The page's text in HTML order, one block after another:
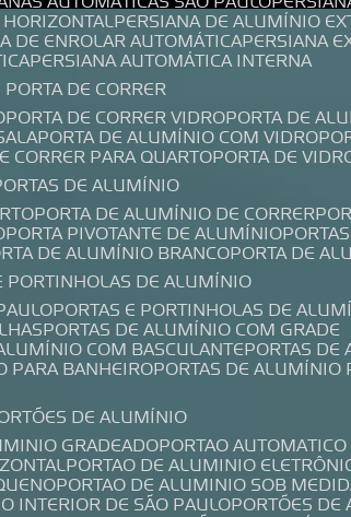
PERSIANA DE ALUMÍNIO
DE ENROLAR AUTOMÁTICA PERSIANA
PERSIANA AUTOMÁTICA INTERNA
PORTA DE CORRER
PORTA DE CORRER VIDRO PORTA DE
PORTA DE ALUMÍNIO COM VIDRO
CORRER PARA QUARTO PORTA DE
PORTAS DE ALUMÍNIO
PORTA DE ALUMÍNIO DE CORRER
PORTA PIVOTANTE DE ALUMÍNIO
DE ALUMÍNIO BRANCO PORTA DE
PORTINHOLAS DE ALUMÍNIO
PORTAS E PORTINHOLAS DE
PORTAS DE ALUMÍNIO COM GRADE
COM BASCULANTE PORTAS
PARA BANHEIRO PORTAS DE
DE ALUMÍNIO
GRADEADO PORTAO
PORTAO DE ALUMINIO
PORTAO DE ALUMINIO SOB
INTERIOR DE SÃO PAULO PORTÕES